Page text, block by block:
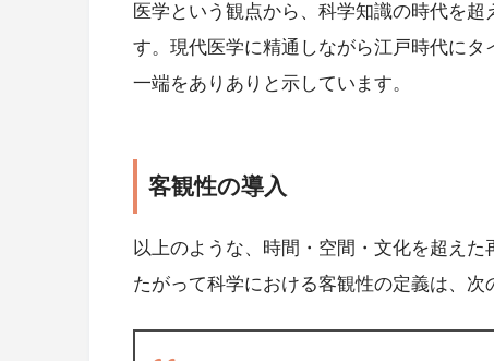
医学という観点から、科学知識の時代を
す。現代医学に精通しながら江戸時代に
一端をありありと示しています。
客観性の導入
以上のような、時間・空間・文化を超え
たがって科学における客観性の定義は、次